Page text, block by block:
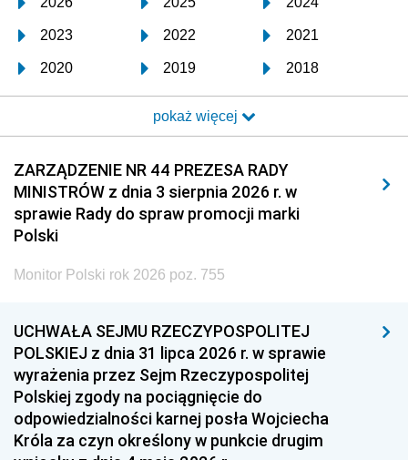
2023 2022 2021
2020 2019 2018
2017 2016 2015
2014 2013 2012
2011 2010 2009
2008 2007 2006
2005
1996 1995 1994
1993 1992 1991
1990 1989
1987 1986 1985
pokaż więcej
ZARZĄDZENIE NR 44 PREZESA RADY
MINISTRÓW z dnia 3 sierpnia 2026 r. w
sprawie Rady do spraw promocji marki
Polski
Monitor Polski rok 2026 poz. 755
UCHWAŁA SEJMU RZECZYPOSPOLITEJ
POLSKIEJ z dnia 31 lipca 2026 r. w sprawie
wyrażenia przez Sejm Rzeczypospolitej
Polskiej zgody na pociągnięcie do
odpowiedzialności karnej posła Wojciecha
Króla za czyn określony w punkcie drugim